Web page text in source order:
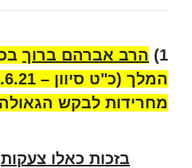
1) הרב אברהם ברוך
מחרידות לבקש
בזכות כאלו צעקות